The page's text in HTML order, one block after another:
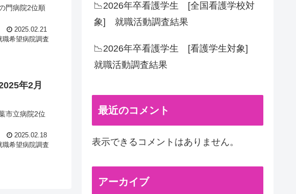
2025.02.21
職希望病院調査
年2月
2025.02.18
職希望病院調査
📉2026年卒看護学生 [全国看護学校対
象] 就職活動調査結果
📉2026年卒看護学生 [看護学生対象]
就職活動調査結果
最近のコメント
表示できるコメントはありません。
アーカイブ